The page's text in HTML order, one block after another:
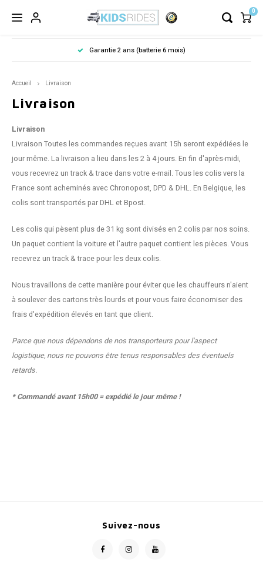
0
Garantie 2 ans (batterie 6 mois)
Accueil Livraison
Livraison
Livraison
Livraison Toutes les commandes reçues avant 15h seront expédiées le
jour même. La livraison a lieu dans les 2 à 4 jours. En fin d'après-midi,
vous recevrez un track & trace dans votre e-mail. Tous les colis vers la
France sont acheminés avec Chronopost, DPD & DHL. En Belgique, les
colis sont transportés par DHL et Bpost.
Les colis qui pèsent plus de 31 kg sont divisés en 2 colis par nos soins.
Un paquet contient la voiture et l'autre paquet contient les pièces. Vous
recevrez un track & trace pour les deux colis.
Nous travaillons de cette manière pour éviter que les chauffeurs n'aient
à soulever des cartons très lourds et pour vous faire économiser des
frais d'expédition élevés en tant que client.
Parce que nous dépendons de nos transporteurs pour l'aspect
logistique, nous ne pouvons être tenus responsables des éventuels
retards.
*Commandé avant 15h00 = expédié le jour même !
Suivez-nous